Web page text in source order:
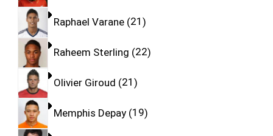
Raphael Varane 21
Raheem Sterling 22
Olivier Giroud 21
Memphis Depay 19